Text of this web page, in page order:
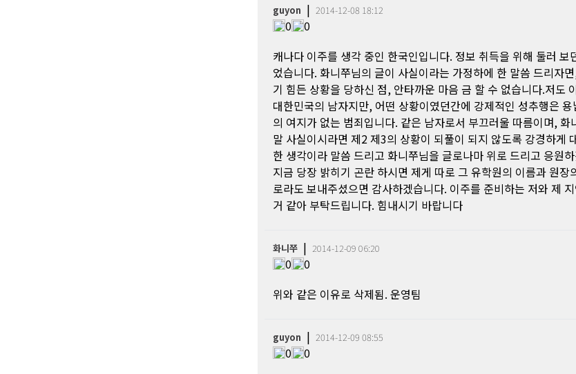
guyon | 2014-12-08 18:12
0
0
캐나다 이주를 생각 중인 한국인입니다. 정보 취득을 위해 둘러 보
었습니다. 화니쭈님의 글이 사실이라는 가정하에 한 말씀 드리자
기 힘든 상황을 당하신 점, 안타까운 마음 금 할 수 없습니다.저도
대한민국의 남자지만, 어떤 상황이였던간에 강제적인 성추행은
의 여지가 없는 범죄입니다. 같은 남자로서 부끄러울 따름이며, 화
말 사실이시라면 제2 제3의 상황이 되풀이 되지 않도록 강경하게
한 생각이라 말씀 드리고 화니쭈님을 글로나마 위로 드리고 응원
지금 당장 밝히기 곤란 하시면 제게 따로 그 유학원의 이름과 원장
로라도 보내주셨으면 감사하겠습니다. 이주를 준비하는 저와 제
거 같아 부탁드립니다. 힘내시기 바랍니다
화니쭈| 2014-12-09 06:20
0
0
위와 같은 이유로 삭제됨. 운영팀
guyon | 2014-12-09 08:55
0
0